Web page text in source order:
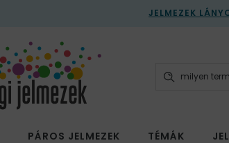
JELMEZEK
PÁROS JELMEZEK TÉMÁK